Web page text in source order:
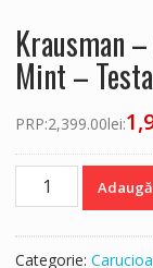
Krausman
Mint –
PRP:2,399.00lei:
Cantitate
Krausman
Categorie: